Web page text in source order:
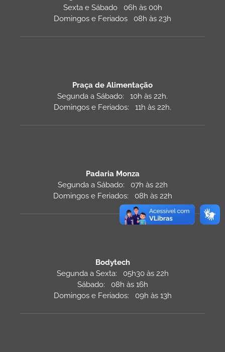
Sexta e Sábado 06h às 00h
Domingos e Feriados 08h às 23h
Praça de Alimentação
Segunda a Sábado: 10h às 22h.
Domingos e Feriados: 11h às 22h.
Padaria Monza
Segunda a Sábado: 07h às 22h
Domingos e Feriados: 08h às 22h
Bodytech
Segunda a Sexta: 05h30 às 22h
Sábado: 08h às 16h
Domingos e Feriados: 09h às 13h